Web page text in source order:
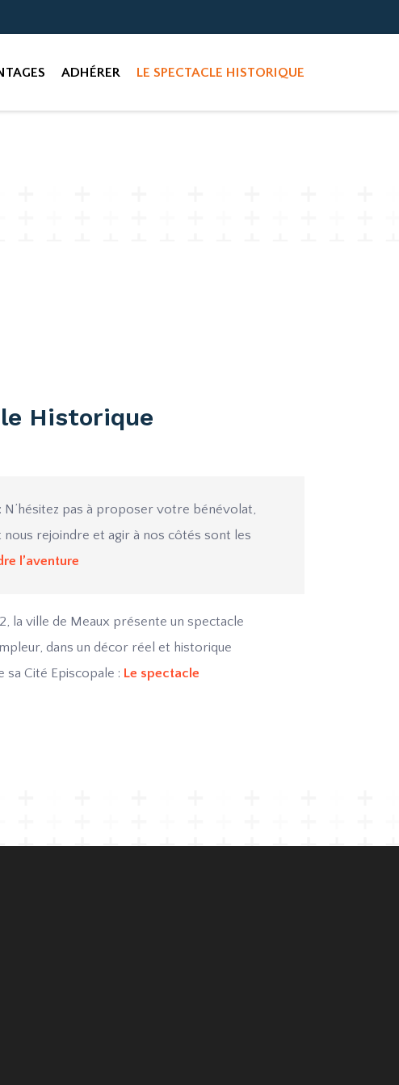
ADHÉRER LE SPECTACLE HISTORIQUE
Historique
N’hésitez pas à proposer votre bénévolat,
nous rejoindre et agir à nos côtés sont les
l’aventure
la ville de Meaux présente un spectacle
dans un décor réel et historique
sa Cité Episcopale : Le spectacle